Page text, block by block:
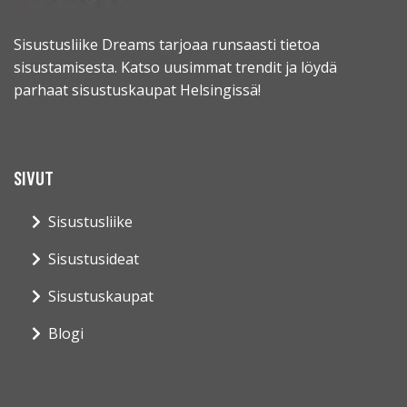
Sisustusliike Dreams tarjoaa runsaasti tietoa
sisustamisesta. Katso uusimmat trendit ja löydä
parhaat sisustuskaupat Helsingissä!
SIVUT
Sisustusliike
Sisustusideat
Sisustuskaupat
Blogi